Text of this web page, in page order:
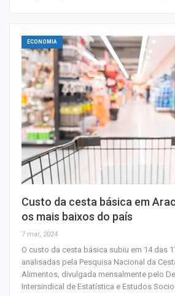
ECONOMIA
Custo da cesta básica em
os mais baixos do país
7 mar, 2024
O custo da cesta básica subiu em 14 das
analisadas pela Pesquisa Nacional da
Alimentos, divulgada mensalmente pelo
Intersindical de Estatística e Estudos